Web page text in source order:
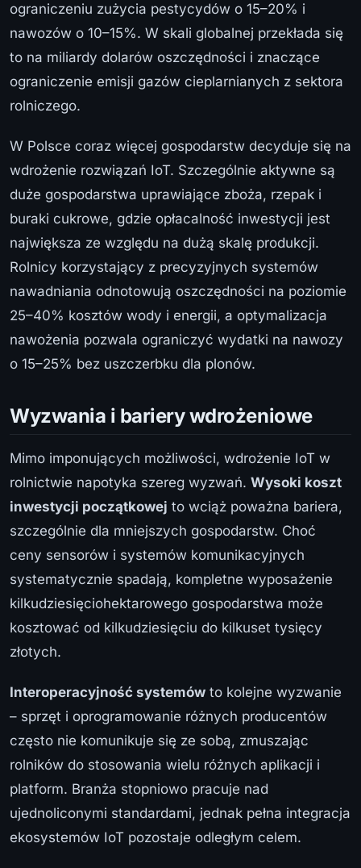
ograniczeniu zużycia pestycydów o 15–20% i
nawozów o 10–15%. W skali globalnej przekłada się
to na miliardy dolarów oszczędności i znaczące
ograniczenie emisji gazów cieplarnianych z sektora
rolniczego.
W Polsce coraz więcej gospodarstw decyduje się na
wdrożenie rozwiązań IoT. Szczególnie aktywne są
duże gospodarstwa uprawiające zboża, rzepak i
buraki cukrowe, gdzie opłacalność inwestycji jest
największa ze względu na dużą skalę produkcji.
Rolnicy korzystający z precyzyjnych systemów
nawadniania odnotowują oszczędności na poziomie
25–40% kosztów wody i energii, a optymalizacja
nawożenia pozwala ograniczyć wydatki na nawozy
o 15–25% bez uszczerbku dla plonów.
Wyzwania i bariery wdrożeniowe
Mimo imponujących możliwości, wdrożenie IoT w
rolnictwie napotyka szereg wyzwań. Wysoki koszt
inwestycji początkowej to wciąż poważna bariera,
szczególnie dla mniejszych gospodarstw. Choć
ceny sensorów i systemów komunikacyjnych
systematycznie spadają, kompletne wyposażenie
kilkudziesięciohektarowego gospodarstwa może
kosztować od kilkudziesięciu do kilkuset tysięcy
złotych.
Interoperacyjność systemów to kolejne wyzwanie
– sprzęt i oprogramowanie różnych producentów
często nie komunikuje się ze sobą, zmuszając
rolników do stosowania wielu różnych aplikacji i
platform. Branża stopniowo pracuje nad
ujednoliconymi standardami, jednak pełna integracja
ekosystemów IoT pozostaje odległym celem.